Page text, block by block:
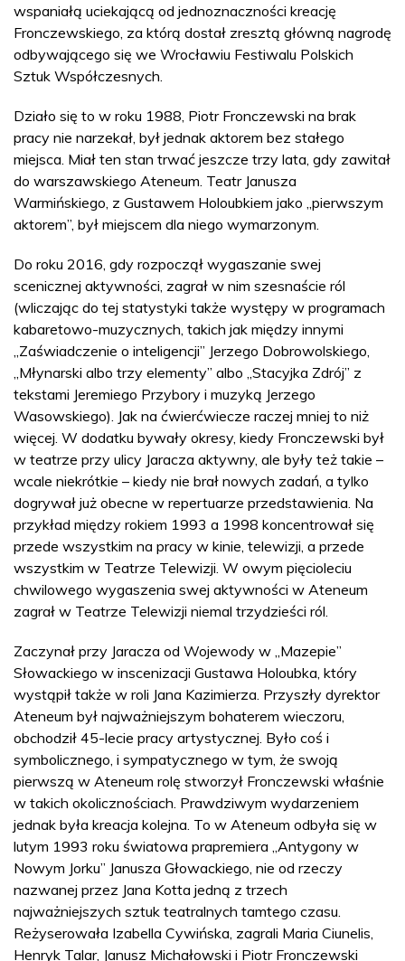
wspaniałą uciekającą od jednoznaczności kreację
Fronczewskiego, za którą dostał zresztą główną nagrodę
odbywającego się we Wrocławiu Festiwalu Polskich
Sztuk Współczesnych.
Działo się to w roku 1988, Piotr Fronczewski na brak
pracy nie narzekał, był jednak aktorem bez stałego
miejsca. Miał ten stan trwać jeszcze trzy lata, gdy zawitał
do warszawskiego Ateneum. Teatr Janusza
Warmińskiego, z Gustawem Holoubkiem jako „pierwszym
aktorem”, był miejscem dla niego wymarzonym.
Do roku 2016, gdy rozpoczął wygaszanie swej
scenicznej aktywności, zagrał w nim szesnaście ról
(wliczając do tej statystyki także występy w programach
kabaretowo-muzycznych, takich jak między innymi
„Zaświadczenie o inteligencji” Jerzego Dobrowolskiego,
„Młynarski albo trzy elementy” albo „Stacyjka Zdrój” z
tekstami Jeremiego Przybory i muzyką Jerzego
Wasowskiego). Jak na ćwierćwiecze raczej mniej to niż
więcej. W dodatku bywały okresy, kiedy Fronczewski był
w teatrze przy ulicy Jaracza aktywny, ale były też takie –
wcale niekrótkie – kiedy nie brał nowych zadań, a tylko
dogrywał już obecne w repertuarze przedstawienia. Na
przykład między rokiem 1993 a 1998 koncentrował się
przede wszystkim na pracy w kinie, telewizji, a przede
wszystkim w Teatrze Telewizji. W owym pięcioleciu
chwilowego wygaszenia swej aktywności w Ateneum
zagrał w Teatrze Telewizji niemal trzydzieści ról.
Zaczynał przy Jaracza od Wojewody w „Mazepie”
Słowackiego w inscenizacji Gustawa Holoubka, który
wystąpił także w roli Jana Kazimierza. Przyszły dyrektor
Ateneum był najważniejszym bohaterem wieczoru,
obchodził 45-lecie pracy artystycznej. Było coś i
symbolicznego, i sympatycznego w tym, że swoją
pierwszą w Ateneum rolę stworzył Fronczewski właśnie
w takich okolicznościach. Prawdziwym wydarzeniem
jednak była kreacja kolejna. To w Ateneum odbyła się w
lutym 1993 roku światowa prapremiera „Antygony w
Nowym Jorku” Janusza Głowackiego, nie od rzeczy
nazwanej przez Jana Kotta jedną z trzech
najważniejszych sztuk teatralnych tamtego czasu.
Reżyserowała Izabella Cywińska, zagrali Maria Ciunelis,
Henryk Talar, Janusz Michałowski i Piotr Fronczewski